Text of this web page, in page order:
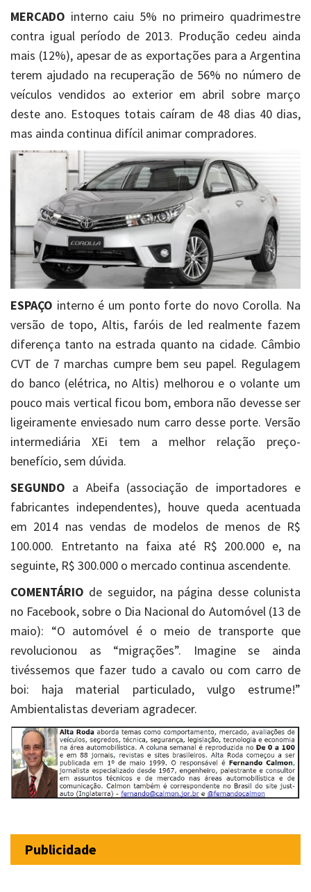
MERCADO interno caiu 5% no primeiro quadrimestre
contra igual período de 2013. Produção cedeu ainda
mais (12%), apesar de as exportações para a Argentina
terem ajudado na recuperação de 56% no número de
veículos vendidos ao exterior em abril sobre março
deste ano. Estoques totais caíram de 48 dias 40 dias,
mas ainda continua difícil animar compradores.
ESPAÇO interno é um ponto forte do novo Corolla. Na
versão de topo, Altis, faróis de led realmente fazem
diferença tanto na estrada quanto na cidade. Câmbio
CVT de 7 marchas cumpre bem seu papel. Regulagem
do banco (elétrica, no Altis) melhorou e o volante um
pouco mais vertical ficou bom, embora não devesse ser
ligeiramente enviesado num carro desse porte. Versão
intermediária XEi tem a melhor relação preço-
benefício, sem dúvida.
SEGUNDO a Abeifa (associação de importadores e
fabricantes independentes), houve queda acentuada
em 2014 nas vendas de modelos de menos de R$
100.000. Entretanto na faixa até R$ 200.000 e, na
seguinte, R$ 300.000 o mercado continua ascendente.
COMENTÁRIO de seguidor, na página desse colunista
no Facebook, sobre o Dia Nacional do Automóvel (13 de
maio): “O automóvel é o meio de transporte que
revolucionou as “migrações”. Imagine se ainda
tivéssemos que fazer tudo a cavalo ou com carro de
boi: haja material particulado, vulgo estrume!”
Ambientalistas deveriam agradecer.
Publicidade